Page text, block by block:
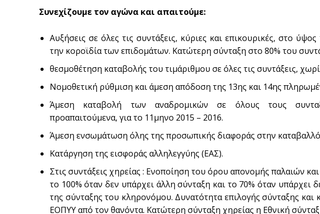
Συνεχίζουμε τον αγώνα και απαιτούμε:
Αυξήσεις σε όλες τις συντάξεις, κύριες και επικουρικές, στο
την κοροϊδία των επιδομάτων. Kατώτερη σύνταξη στο 80% του
θεσμοθέτηση καταβολής του τιμάριθμου σε όλες τις συντάξεις,
Νομοθετική ρύθμιση και άμεση απόδοση της 13ης και 14ης
Άμεση καταβολή των αναδρομικών σε όλους τους
προαπαιτούμενα, για το 11μηνο 2015 – 2016.
Άμεση ενσωμάτωση όλης της προσωπικής διαφοράς στην
Κατάργηση της εισφοράς αλληλεγγύης (ΕΑΣ).
Στις συντάξεις χηρείας : Ενοποίηση του όρου απονομής παλαιών
το 100% όταν δεν υπάρχει άλλη σύνταξη και το 70% όταν υπάρχει
της σύνταξης του κληρονόμου. Δυνατότητα επιλογής σύνταξης και
ΕΟΠΥΥ από τον θανόντα. Κατώτερη σύνταξη χηρείας η Εθνική